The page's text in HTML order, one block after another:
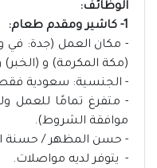
الوظائف:
1- كاشير ومقدم طعام:
- مكان العمل (جدة:
(مكة المكرمة) و (الخبر)
- الجنسية: سعودية
- متفرغ تمامًا للعمل
موافقة الشروط).
- حسن المظهر / حسنة
- يتوفر لديه مواصلات.